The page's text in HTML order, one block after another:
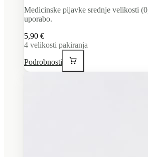
Medicinske pijavke srednje velikosti
uporabo.
5,90 €
4 velikosti pakiranja
Podrobnosti